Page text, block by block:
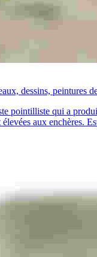
dessins, peintures
pointilliste qui a
aux enchères.